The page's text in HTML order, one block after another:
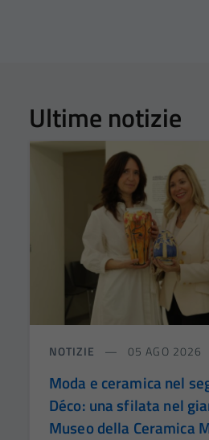
Ultime notizie
NOTIZIE 05 AGO 2026
Moda e ceramica nel
Déco: una sfilata nel
Museo della Ceramica